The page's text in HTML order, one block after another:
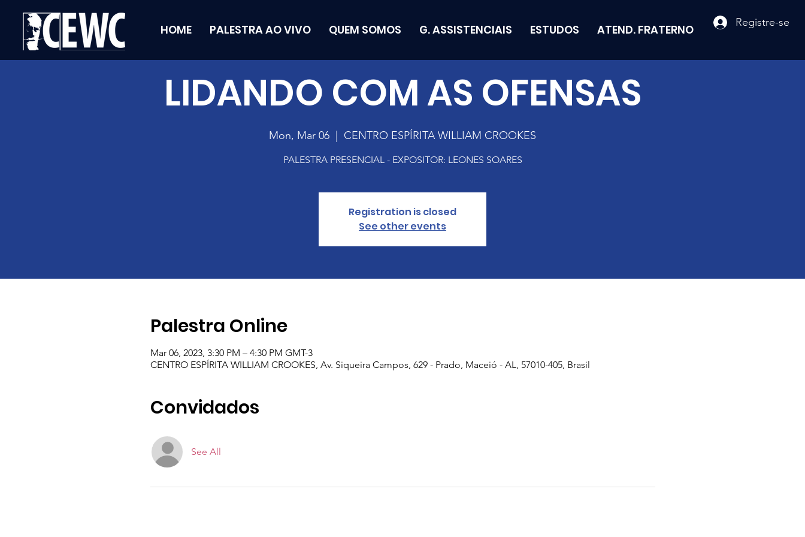
HOME PALESTRA AO VIVO QUEM SOMOS G. ASSISTENCIAIS ESTUDOS ATEND. FRATERNO
Registre-se
LIDANDO COM AS OFENSAS
Mon, Mar 06 CENTRO ESPÍRITA WILLIAM CROOKES
PALESTRA PRESENCIAL - EXPOSITOR: LEONES SOARES
Registration is closed
See other events
Palestra Online
Mar 06, 2023, 3:30 PM – 4:30 PM GMT-3
CENTRO ESPÍRITA WILLIAM CROOKES, Av. Siqueira Campos, 629 - Prado, Maceió - AL, 57010-405, Brasil
Convidados
See All